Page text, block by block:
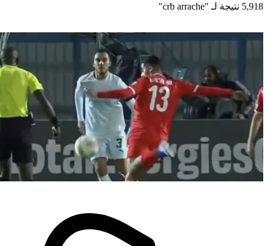
5,918 نتيجة لـ "crb arrache"